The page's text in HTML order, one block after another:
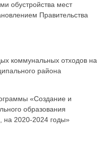
обустройства мест
Правительства
коммунальных отходов на
района
«Создание и
образования
на 2020-2024 годы»